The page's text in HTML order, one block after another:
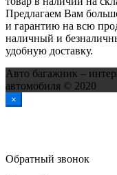
Предлагаем Вам
и гарантию на всю
наличный и
удобную доставку.
Авто багажник –
автомобиля © 2020
×
Обратный звонок